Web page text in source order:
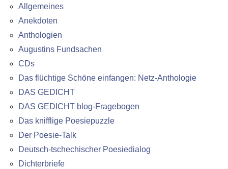
Allgemeines
Anekdoten
Anthologien
Augustins Fundsachen
CDs
Das flüchtige Schöne einfangen: Netz-Anthologie
DAS GEDICHT
DAS GEDICHT blog-Fragebogen
Das knifflige Poesiepuzzle
Der Poesie-Talk
Deutsch-tschechischer Poesiedialog
Dichterbriefe